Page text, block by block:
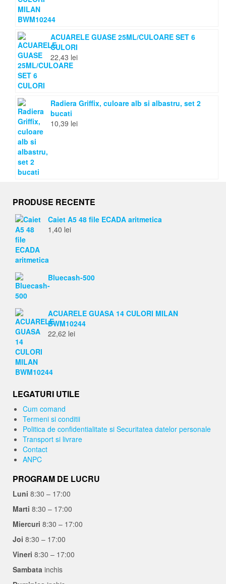
ACUARELE GUASE 25ML/CULOARE SET 6
CULORI
22,43 lei
Radiera Griffix, culoare alb si albastru, set 2
bucati
10,39 lei
PRODUSE RECENTE
Caiet A5 48 file ECADA aritmetica
1,40 lei
Bluecash-500
ACUARELE GUASA 14 CULORI MILAN
BWM10244
22,62 lei
LEGATURI UTILE
Cum comand
Termeni si conditii
Politica de confidentialitate si Securitatea datelor personale
Transport si livrare
Contact
ANPC
PROGRAM DE LUCRU
Luni 8:30 – 17:00
Marti 8:30 – 17:00
Miercuri 8:30 – 17:00
Joi 8:30 – 17:00
Vineri 8:30 – 17:00
Sambata inchis